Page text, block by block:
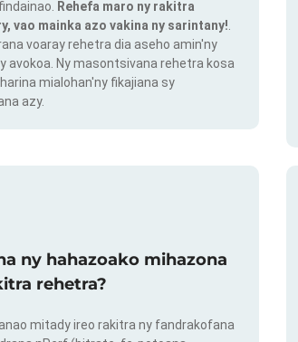
Rehefa maro ny rakitra
vao mainka azo vakina ny sarintany!
voaray rehetra dia aseho amin'ny
avokoa. Ny masontsivana rehetra kosa
mialohan'ny fikajiana sy
azy.
ny hahazoako mihazona
rehetra?
mitady ireo rakitra ny fandrakofana